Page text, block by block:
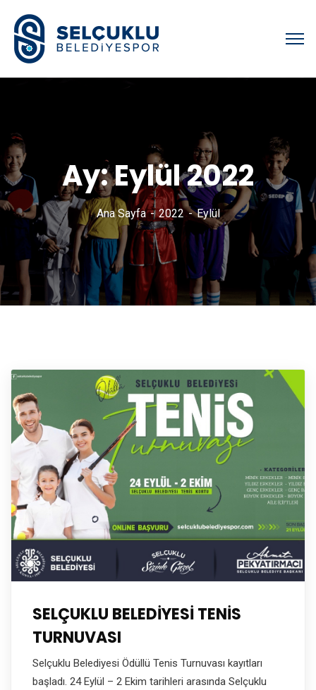
Ay:Eylül 2022
Ana Sayfa 2022 Eylül
SELÇUKLU BELEDİYESİ TENİS
TURNUVASI
Selçuklu Belediyesi Ödüllü Tenis Turnuvası kayıtları
başladı. 24 Eylül – 2 Ekim tarihleri arasında Selçuklu